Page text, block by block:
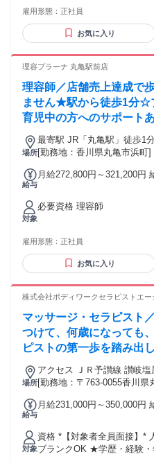
※上記給与は22日出勤の給
で、理容師 スタイリストなど
雇用形態： 正社員
お気に入り
理容プラーナ 丸亀駅前店
理容師／店舗売上達成で
ません★駅から徒歩1分☆
育児中の方へのサポート
安心！【丸亀市、理容室
場所
最寄駅 JR「丸亀駅」徒歩1分
[勤務地：香川県丸亀市浜町]
給与
月給272,800円～321,200円
1840円を含む ※固定残業代について 固定残業手当は残業の有
無に関わらず、55時間分（8
ます。
対象
必要資格 理容師
雇用形態： 正社員
お気に入り
株式会社ボディワークセラピストエ
マッサージ・セラピスト
つけて、何歳になっても
ピストの第一歩を踏み出
場所
アクセス ＪＲ予讃線 讃岐
南口徒歩約35分、ＪＲ土讃
[勤務地：〒763-0055香川県
給与
月給231,000円～350,000円
万円（固定残業時間：13時
間については別途残業代を支給する 半期ごと
定あり）＆ 指名料還元（ 1 件 300 円） 交
対象
資格 *【対象者全員面接】*
ブランクOK ★学歴・経験・年齢不問 リラク